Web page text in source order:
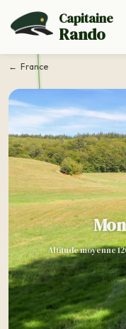
Capitaine
Rando
France
Altitude moyenne